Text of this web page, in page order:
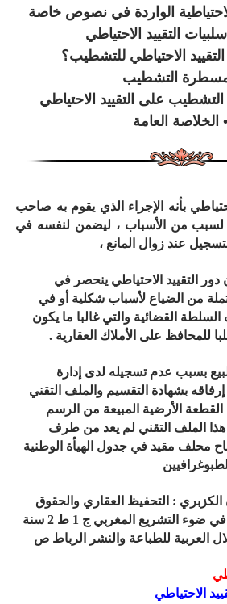
الواردة في نصوص خاصة
التقييد الاحتياطي
الاحتياطي للتشطيب؟
التشطيب
على التقييد الاحتياطي
• الخلاصة العامة
بأنه الإجراء الذي يقوم به صاحب
لسبب من الأسباب ، ليضمن لنفسه في
عند زوال المانع ،
التقييد الاحتياطي ينحصر في
من الضياع لأسباب شكلية أو في
القضائية والتي غالبا ما يكون
للمحافظ على الأملاك العقارية .
بسبب عدم تسجيله لدى إدارة
بشهادة التقسيم والملف التقني
القطعة الأرضية المبيعة من الرسم
هذا الملف التقني لم يعد من طرف
محلف مقيد في جدول الهيأة الوطنية
الكزبري : التحفيظ العقاري والحقوق
العينية الأصلية والتبعية في ضوء التشريع المغربي ج 1 ط 2 سنة
الاحتياطي